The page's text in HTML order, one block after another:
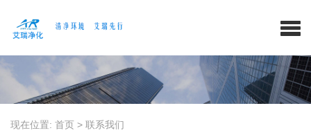
现在位置: 首页 > 联系我们